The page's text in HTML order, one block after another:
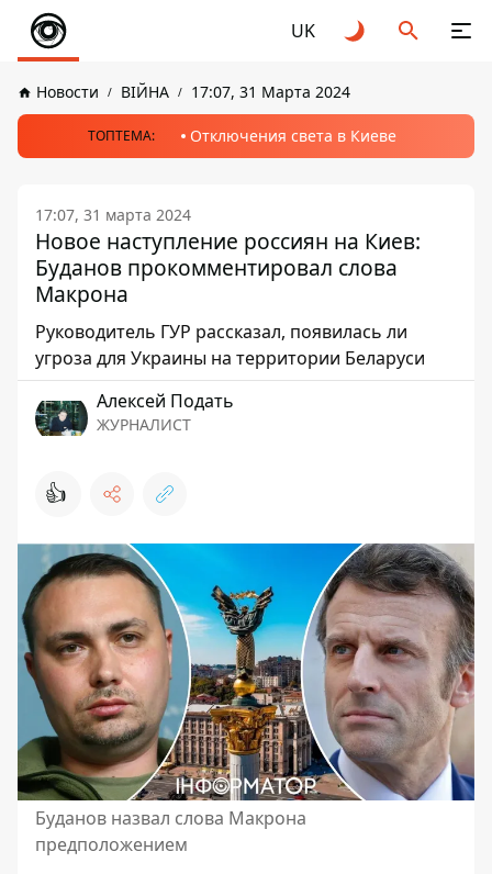
UK
Новости ВІЙНА 17:07, 31 Марта 2024
ТОПТЕМА: Отключения света в Киеве
17:07, 31 марта 2024
Новое наступление россиян на Киев:
Буданов прокомментировал слова
Макрона
Руководитель ГУР рассказал, появилась ли
угроза для Украины на территории Беларуси
Алексей Подать
ЖУРНАЛИСТ
👍
Буданов назвал слова Макрона
предположением